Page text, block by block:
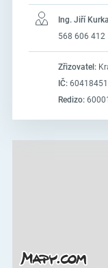
Ing. Jiří Kurka
568 606 412
Zřizovatel:
IČ:60418451
Redizo: